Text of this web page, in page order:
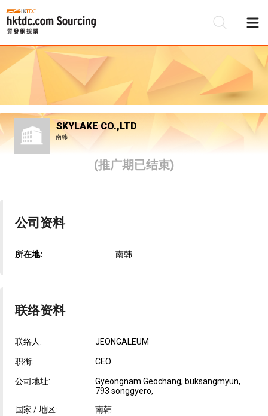
SKYLAKE CO.,LTD
南韩
(推广期已结束)
公司资料
所在地: 南韩
联络资料
联络人: JEONGALEUM
职衔: CEO
公司地址:
Gyeongnam Geochang, buksangmyun,
793 songgyero,
国家 / 地区:
南韩